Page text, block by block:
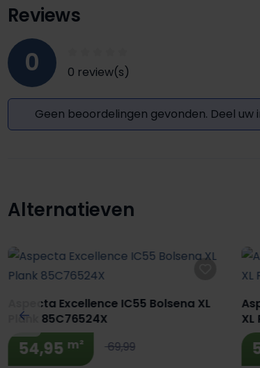
Reviews
0 0 review(s)
Geen beoordelingen gevonden. Deel
Productgalerij overslaan
Alternatieven
Aspecta Excellence IC55 Bolsena XL
Plank 85C76524X
54,95 m² 69,99
XL